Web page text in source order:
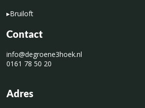
▸Bruiloft
Contact
info@degroene3hoek.nl
0161 78 50 20
Adres